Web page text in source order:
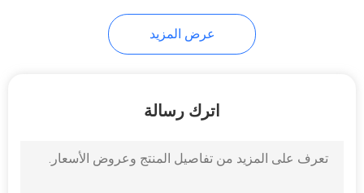
السيارات حزام الموتر
عرض المزيد
اترك رسالة